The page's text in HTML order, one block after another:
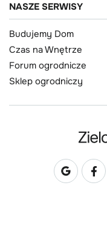
NASZE SERWISY
Budujemy Dom
Czas na Wnętrze
Forum ogrodnicze
Sklep ogrodniczy